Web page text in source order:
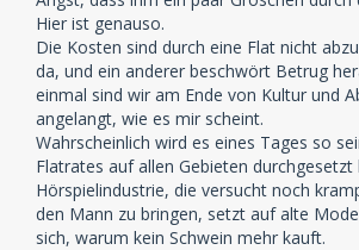
Hier ist genauso.
Die Kosten sind durch eine Flat nicht
da, und ein anderer beschwört Betrug
einmal sind wir am Ende von Kultur und
angelangt, wie es mir scheint.
Wahrscheinlich wird es eines Tages so
Flatrates auf allen Gebieten durchgesetzt
Hörspielindustrie, die versucht noch
den Mann zu bringen, setzt auf alte
sich, warum kein Schwein mehr kauft.